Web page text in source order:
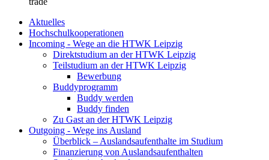
Aktuelles
Hochschulkooperationen
Incoming - Wege an die HTWK Leipzig
Direktstudium an der HTWK Leipzig
Teilstudium an der HTWK Leipzig
Bewerbung
Buddyprogramm
Buddy werden
Buddy finden
Zu Gast an der HTWK Leipzig
Outgoing - Wege ins Ausland
Überblick – Auslandsaufenthalte im Studium
Finanzierung von Auslandsaufenthalten